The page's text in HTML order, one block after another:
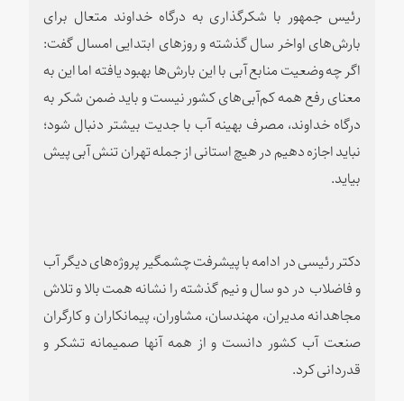
رئیس جمهور با شکرگذاری به درگاه خداوند متعال برای
بارش‌های اواخر سال گذشته و روزهای ابتدایی امسال گفت:
اگر چه وضعیت منابع آبی با این بارش‌ها بهبود یافته اما این به
معنای رفع همه کم‌آبی‌های کشور نیست و باید ضمن شکر به
درگاه خداوند، مصرف بهینه آب با جدیت بیشتر دنبال شود؛
نباید اجازه دهیم در هیچ استانی از جمله تهران تنش آبی پیش
بیاید.
دکتر رئیسی در ادامه با پیشرفت چشمگیر پروژه‌های دیگر آب
و فاضلاب در دو سال و نیم گذشته را نشانه همت بالا و تلاش
مجاهدانه مدیران، مهندسان، مشاوران، پیمانکاران و کارگران
صنعت آب کشور دانست و از همه آنها صمیمانه تشکر و
قدردانی کرد.